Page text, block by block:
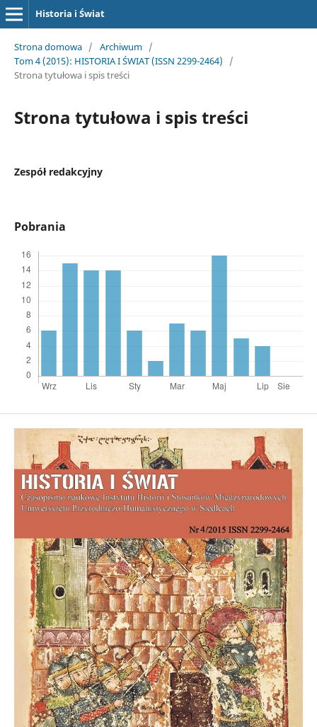
Historia i Świat
Strona domowa / Archiwum /
Tom 4 (2015): HISTORIA I ŚWIAT (ISSN 2299-2464)
/
Strona tytułowa i spis treści
Strona tytułowa i spis treści
Zespół redakcyjny
Pobrania